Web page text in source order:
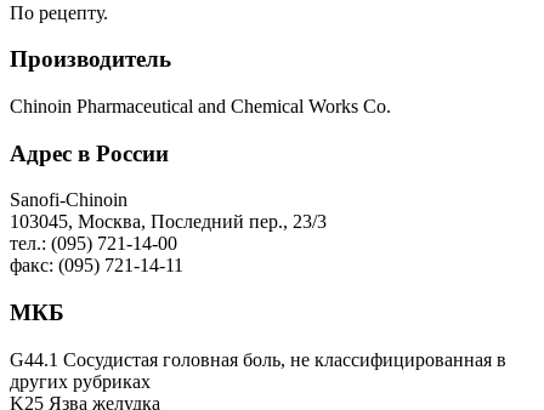
По рецепту.
Производитель
Chinoin Pharmaceutical and Chemical Works Co.
Адрес в России
Sanofi-Chinoin
103045, Москва, Последний пер., 23/3
тел.: (095) 721-14-00
факс: (095) 721-14-11
МКБ
G44.1 Сосудистая головная боль, не классифицированная в
других рубриках
K25 Язва желудка